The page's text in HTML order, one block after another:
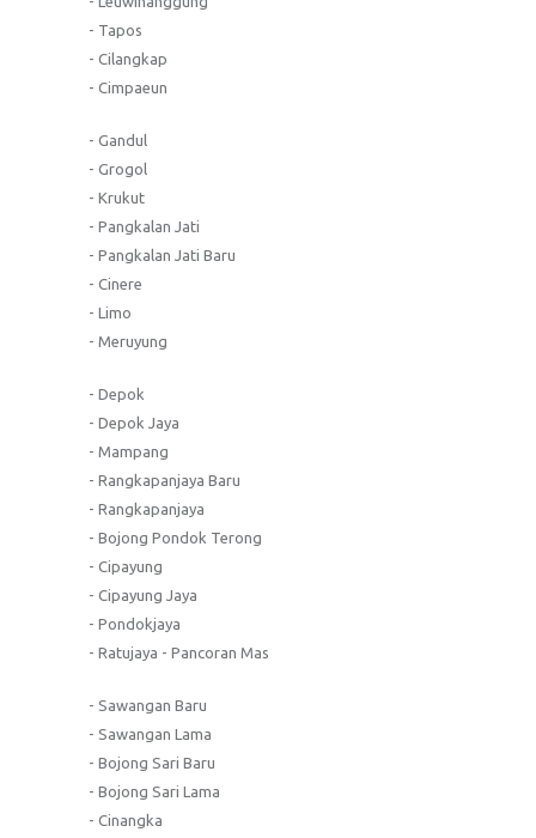
- Tapos
- Cilangkap
- Cimpaeun
- Gandul
- Grogol
- Krukut
- Pangkalan Jati
- Pangkalan Jati Baru
- Cinere
- Limo
- Meruyung
- Depok
- Depok Jaya
- Mampang
- Rangkapanjaya Baru
- Rangkapanjaya
- Bojong Pondok Terong
- Cipayung
- Cipayung Jaya
- Pondokjaya
- Ratujaya - Pancoran Mas
- Sawangan Baru
- Sawangan Lama
- Bojong Sari Baru
- Bojong Sari Lama
- Cinangka